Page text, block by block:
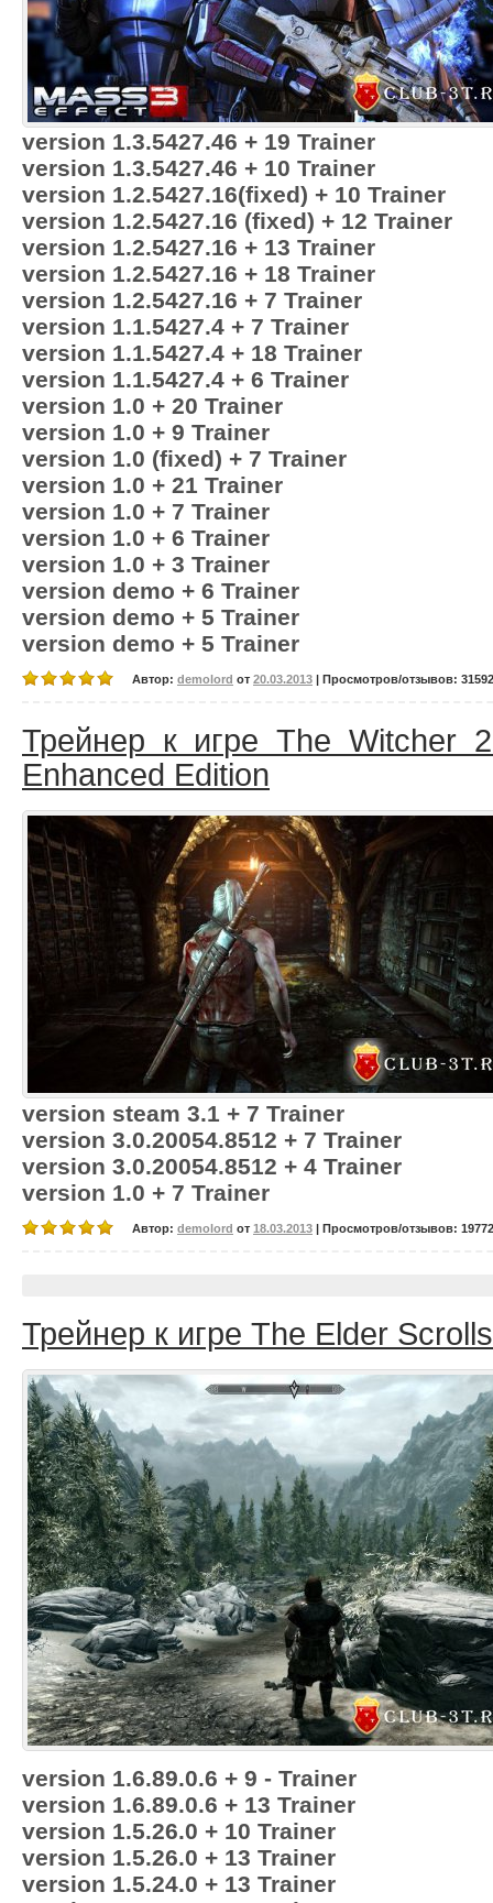
version 1.3.5427.46 + 19 Trainer
version 1.3.5427.46 + 10 Trainer
version 1.2.5427.16(fixed) + 10 Trainer
version 1.2.5427.16 (fixed) + 12 Trainer
version 1.2.5427.16 + 13 Trainer
version 1.2.5427.16 + 18 Trainer
version 1.2.5427.16 + 7 Trainer
version 1.1.5427.4 + 7 Trainer
version 1.1.5427.4 + 18 Trainer
version 1.1.5427.4 + 6 Trainer
version 1.0 + 20 Trainer
version 1.0 + 9 Trainer
version 1.0 (fixed) + 7 Trainer
version 1.0 + 21 Trainer
version 1.0 + 7 Trainer
version 1.0 + 6 Trainer
version 1.0 + 3 Trainer
version demo + 6 Trainer
version demo + 5 Trainer
version demo + 5 Trainer
Автор: demolord от 20.03.2013 | Просмотров/отзывов:
Трейнер к игре The Witcher
Enhanced Edition
version steam 3.1 + 7 Trainer
version 3.0.20054.8512 + 7 Trainer
version 3.0.20054.8512 + 4 Trainer
version 1.0 + 7 Trainer
Автор: demolord от 18.03.2013 | Просмотров/отзывов:
Трейнер к игре The Elder
version 1.6.89.0.6 + 9 - Trainer
version 1.6.89.0.6 + 13 Trainer
version 1.5.26.0 + 10 Trainer
version 1.5.26.0 + 13 Trainer
version 1.5.24.0 + 13 Trainer